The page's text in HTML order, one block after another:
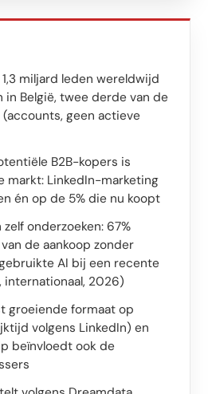
miljard leden wereldwijd
in België, twee derde van de
(accounts, geen actieve
B2B-kopers is
markt: LinkedIn-marketing
én op de 5% die nu koopt
onderzoeken: 67%
de aankoop zonder
AI bij een recente
internationaal, 2026)
groeiende formaat op
volgens LinkedIn) en
beïnvloedt ook de